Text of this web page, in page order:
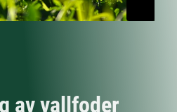
av vallfoder